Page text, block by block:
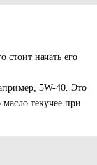
стоит начать его
5W-40. Это
масло текучее при